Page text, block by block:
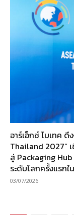
อาร์เอ็กซ์ ไบเทค ดึ
Thailand 2027”
สู่ Packaging
ระดับโลกครั้งแรกใ
03/07/2026